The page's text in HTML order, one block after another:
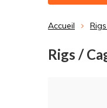
Accueil
Rigs /